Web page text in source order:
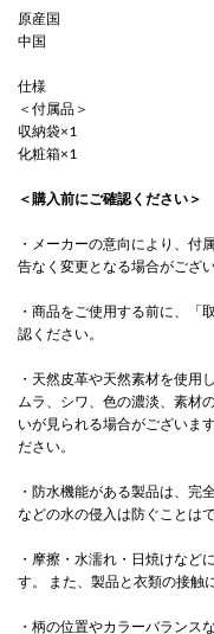
原産国
中国
仕様
＜付属品＞
収納袋×1
化粧箱×1
＜購入前にご確認ください＞
・メーカーの意向により、付
告なく変更となる場合がござい
・商品をご使用する前に、「
認ください。
・天然皮革や天然素材を使用
ムラ、シワ、色の濃淡、素材
いが見られる場合がございま
ださい。
・防水機能がある製品は、完
などの水の侵入は防ぐことは
・摩擦・水濡れ・日焼けなど
す。 また、製品と衣類の接触
・柄の位置やカラーバランス